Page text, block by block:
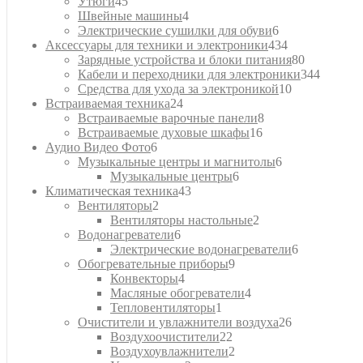
товаров
Швейные машины44
товара
Электрические сушилки для обуви66
товаров
Аксессуары для техники и электроники434434
товара
Зарядные устройства и блоки питания8080
товаров
Кабели и переходники для электроники344344
Средства для ухода за электроникой1010
Встраиваемая техника2424
товара
Встраиваемые варочные панели88
Встраиваемые духовые шкафы1616
Аудио Видео Фото66
товаров
Музыкальные центры и магнитолы66
Музыкальные центры66
Климатическая техника4343
Вентиляторы2
товара
Вентиляторы настольные2
Водонагреватели66
товаров
Электрические водонагреватели66
Обогревательные приборы99
Конвекторы44
товара
Масляные обогреватели44
Тепловентиляторы1
товар
Очистители и увлажнители воздуха2626
Воздухоочистители22
товара
Воздухоувлажнители2